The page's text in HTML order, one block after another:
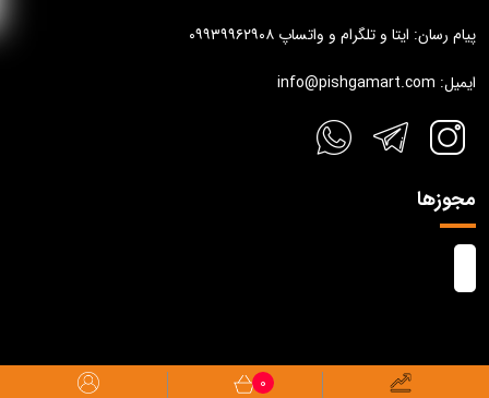
0
پیام رسان: ایتا و تلگرام و واتساپ ۰۹۹۳۹۹۶۲۹۰۸
ایمیل: info@pishgamart.com
مجوزها